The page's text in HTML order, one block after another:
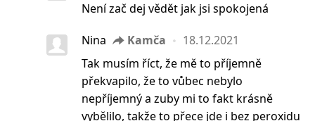
Není zač dej vědět jak jsi spokojená
Nina Kamča
18.12.2021
Tak musím říct, že mě to příjemně
překvapilo, že to vůbec nebylo
nepříjemný a zuby mi to fakt krásně
vybělilo, takže to přece jde i bez peroxidu